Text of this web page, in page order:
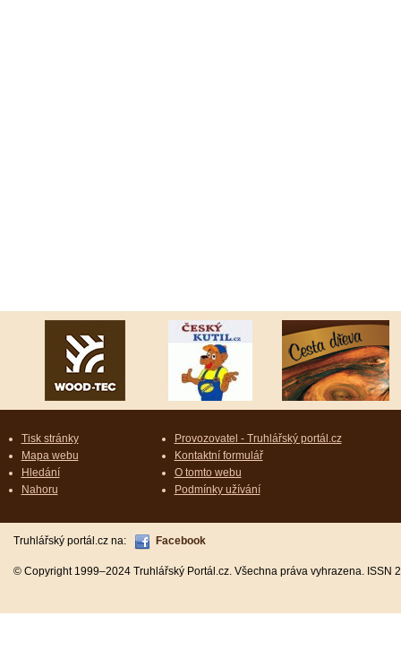
Tisk stránky
Mapa webu
Hledání
Nahoru
Provozovatel - Truhlářský portál.cz
Kontaktní formulář
O tomto webu
Podmínky užívání
Truhlářský portál.cz na: Facebook
© Copyright 1999–2024 Truhlářský Portál.cz. Všechna práva vyhrazena.